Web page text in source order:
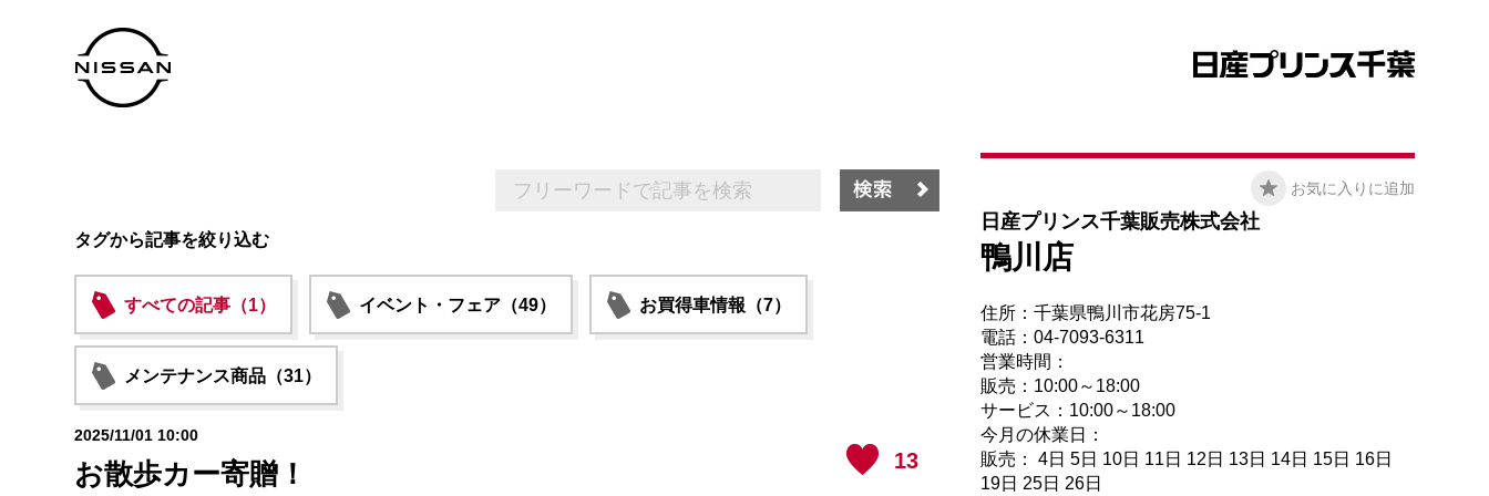
タグから記事を絞り込む
すべての記事（1） イベント・フェア（49） お買得車情報（7）
メンテナンス商品（31）
13
2025/11/01 10:00
お散歩カー寄贈！
お気に入りに追加
日産プリンス千葉販売株式会社
鴨川店
住所：千葉県鴨川市花房75-1
電話：04-7093-6311
営業時間：
販売：10:00～18:00
サービス：10:00～18:00
今月の休業日：
販売： 4日 5日 10日 11日 12日 13日 14日 15日 16日
19日 25日 26日